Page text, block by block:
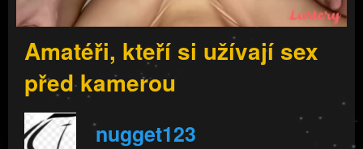
Amatéři, kteří si užívají sex
před kamerou
nugget123